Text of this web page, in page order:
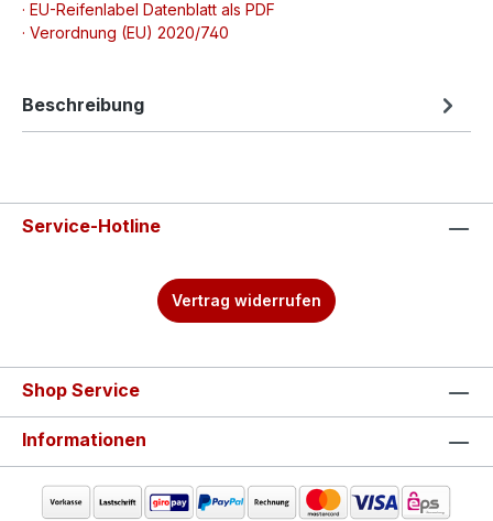
· EU-Reifenlabel Datenblatt als PDF
· Verordnung (EU) 2020/740
Beschreibung
Service-Hotline
Vertrag widerrufen
Shop Service
Informationen